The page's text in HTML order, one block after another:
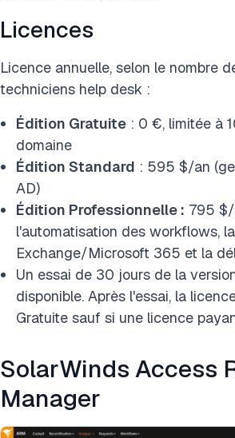
Licences
Licence annuelle, selon le nombre
techniciens help desk :
Édition Gratuite : 0 €, limitée à
domaine
Édition Standard : 595 $/an
AD)
Édition Professionnelle : 795
l'automatisation des workflows,
Exchange/Microsoft 365 et la
Un essai de 30 jours de la
disponible. Après l'essai, la
Gratuite sauf si une licence
SolarWinds Access
Manager